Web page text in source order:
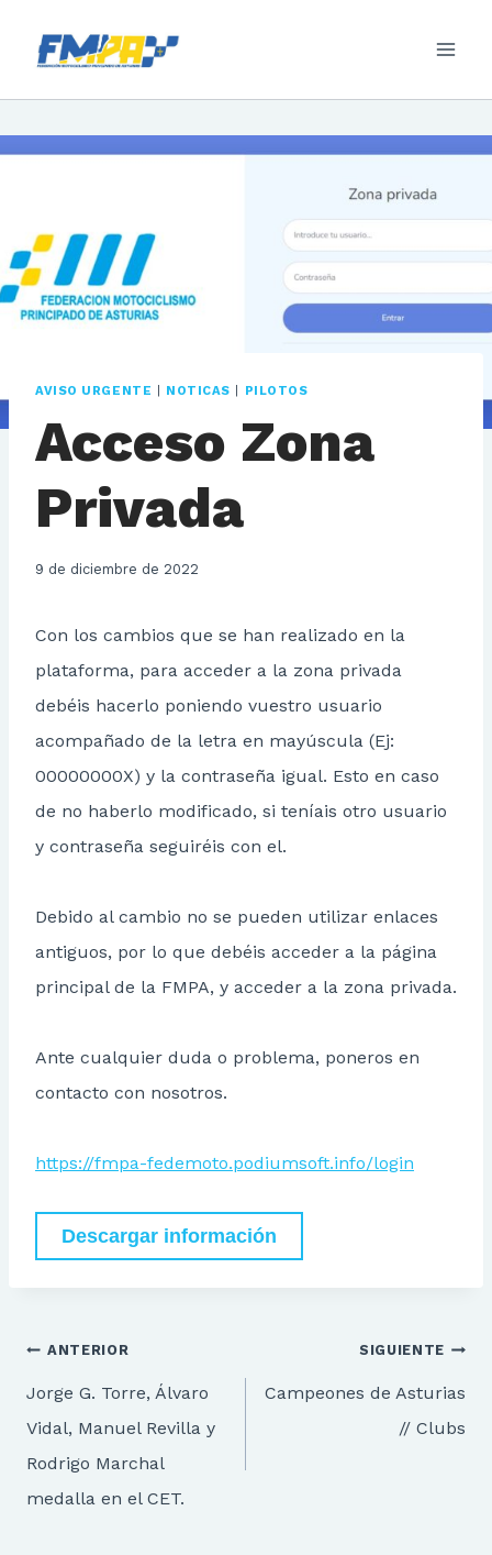
AVISO URGENTE NOTICAS PILOTOS
Acceso Zona
Privada
9 de diciembre de 2022
Con los cambios que se han realizado en la
plataforma, para acceder a la zona privada
debéis hacerlo poniendo vuestro usuario
acompañado de la letra en mayúscula (Ej:
00000000X) y la contraseña igual. Esto en caso
de no haberlo modificado, si teníais otro usuario
y contraseña seguiréis con el.
Debido al cambio no se pueden utilizar enlaces
antiguos, por lo que debéis acceder a la página
principal de la FMPA, y acceder a la zona privada.
Ante cualquier duda o problema, poneros en
contacto con nosotros.
https://fmpa-fedemoto.podiumsoft.info/login
Descargar información
Navegación
de
entradas
ANTERIOR
Jorge G. Torre, Álvaro
Vidal, Manuel Revilla y
Rodrigo Marchal
medalla en el CET.
SIGUIENTE
Campeones de Asturias
// Clubs